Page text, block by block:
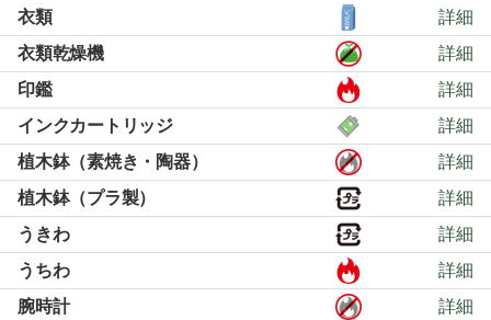
衣類
詳細
衣類乾燥機
詳細
印鑑
詳細
インクカートリッジ
詳細
植木鉢（素焼き・陶器）
詳細
植木鉢（プラ製）
詳細
うきわ
詳細
うちわ
詳細
腕時計
詳細